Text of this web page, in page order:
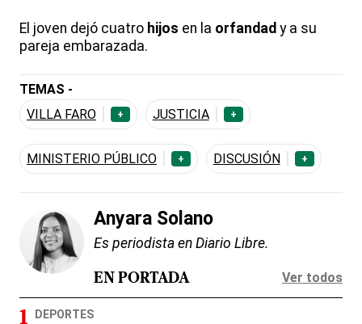
El joven dejó cuatro hijos en la orfandad y a su
pareja embarazada.
TEMAS -
VILLA FARO
+ JUSTICIA +
MINISTERIO PÚBLICO + DISCUSIÓN +
Anyara Solano
Es periodista en Diario Libre.
EN PORTADA Ver todos
DEPORTES